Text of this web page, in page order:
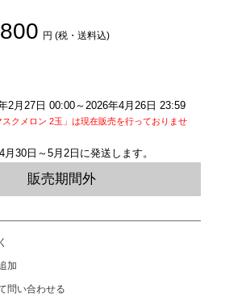
円 (税・送料込)
2月27日 00:00～2026年4月26日 23:59
スクメロン 2玉」は現在販売を行っておりませ
30日～5月2日に発送します。
販売期間外
加
問い合わせる